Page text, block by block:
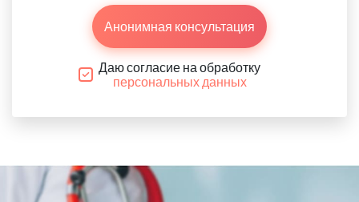
Анонимная консультация
Даю согласие на обработку
персональных данных